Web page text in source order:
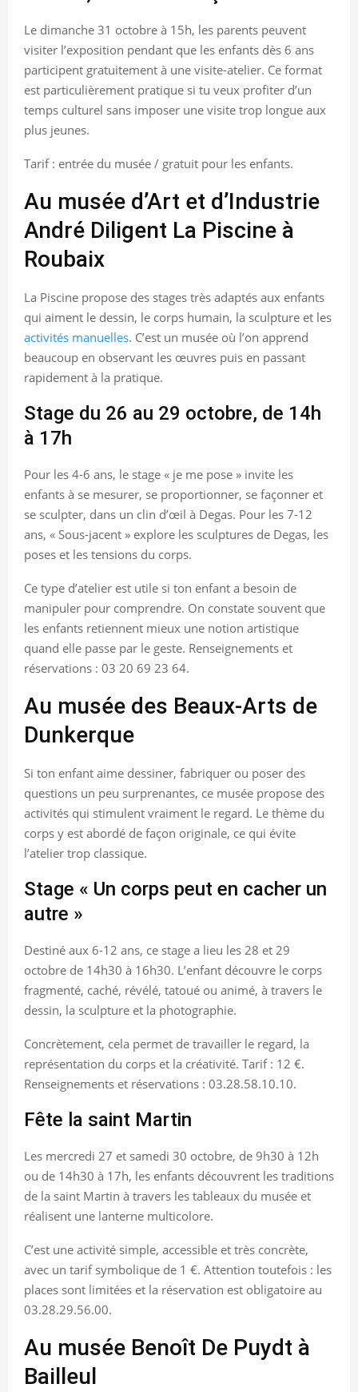
Le dimanche 31 octobre à 15h, les parents peuvent
visiter l’exposition pendant que les enfants dès 6 ans
participent gratuitement à une visite-atelier. Ce format
est particulièrement pratique si tu veux profiter d’un
temps culturel sans imposer une visite trop longue aux
plus jeunes.
Tarif : entrée du musée / gratuit pour les enfants.
Au musée d’Art et d’Industrie
André Diligent La Piscine à
Roubaix
La Piscine propose des stages très adaptés aux enfants
qui aiment le dessin, le corps humain, la sculpture et les
activités manuelles. C’est un musée où l’on apprend
beaucoup en observant les œuvres puis en passant
rapidement à la pratique.
Stage du 26 au 29 octobre, de 14h
à 17h
Pour les 4-6 ans, le stage « je me pose » invite les
enfants à se mesurer, se proportionner, se façonner et
se sculpter, dans un clin d’œil à Degas. Pour les 7-12
ans, « Sous-jacent » explore les sculptures de Degas, les
poses et les tensions du corps.
Ce type d’atelier est utile si ton enfant a besoin de
manipuler pour comprendre. On constate souvent que
les enfants retiennent mieux une notion artistique
quand elle passe par le geste. Renseignements et
réservations : 03 20 69 23 64.
Au musée des Beaux-Arts de
Dunkerque
Si ton enfant aime dessiner, fabriquer ou poser des
questions un peu surprenantes, ce musée propose des
activités qui stimulent vraiment le regard. Le thème du
corps y est abordé de façon originale, ce qui évite
l’atelier trop classique.
Stage « Un corps peut en cacher un
autre »
Destiné aux 6-12 ans, ce stage a lieu les 28 et 29
octobre de 14h30 à 16h30. L’enfant découvre le corps
fragmenté, caché, révélé, tatoué ou animé, à travers le
dessin, la sculpture et la photographie.
Concrètement, cela permet de travailler le regard, la
représentation du corps et la créativité. Tarif : 12 €.
Renseignements et réservations : 03.28.58.10.10.
Fête la saint Martin
Les mercredi 27 et samedi 30 octobre, de 9h30 à 12h
ou de 14h30 à 17h, les enfants découvrent les traditions
de la saint Martin à travers les tableaux du musée et
réalisent une lanterne multicolore.
C’est une activité simple, accessible et très concrète,
avec un tarif symbolique de 1 €. Attention toutefois : les
places sont limitées et la réservation est obligatoire au
03.28.29.56.00.
Au musée Benoît De Puydt à
Bailleul